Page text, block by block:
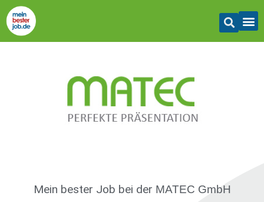
Mein bester Job bei der MATEC GmbH